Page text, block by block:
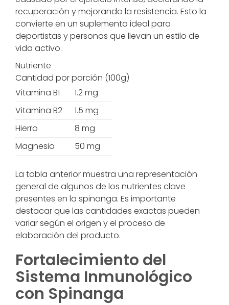
recuperación y mejorando la resistencia. Esto la
convierte en un suplemento ideal para
deportistas y personas que llevan un estilo de
vida activo.
Nutriente
Cantidad por porción (100g)
Vitamina B1
1.2 mg
Vitamina B2
1.5 mg
Hierro
8 mg
Magnesio
50 mg
La tabla anterior muestra una representación
general de algunos de los nutrientes clave
presentes en la spinanga. Es importante
destacar que las cantidades exactas pueden
variar según el origen y el proceso de
elaboración del producto.
Fortalecimiento del
Sistema Inmunológico
con Spinanga